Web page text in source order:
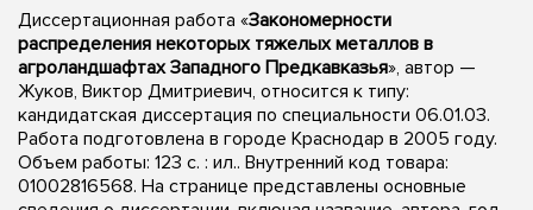
Диссертационная работа «Закономерности
распределения некоторых тяжелых металлов в
агроландшафтах Западного Предкавказья», автор —
Жуков, Виктор Дмитриевич, относится к типу:
кандидатская диссертация по специальности 06.01.03.
Работа подготовлена в городе Краснодар в 2005 году.
Объем работы: 123 с. : ил.. Внутренний код товара:
01002816568. На странице представлены основные